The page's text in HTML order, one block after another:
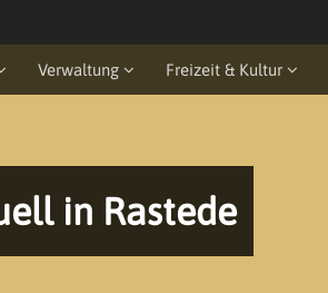
Verwaltung Freizeit & Kultur
in Rastede